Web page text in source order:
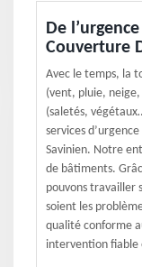
De
Couverture
Avec le temps, la
(vent, pluie,
(saletés,
services
Savinien. Notre
de bâtiments.
pouvons travailler
soient les
qualité conforme
intervention fiable